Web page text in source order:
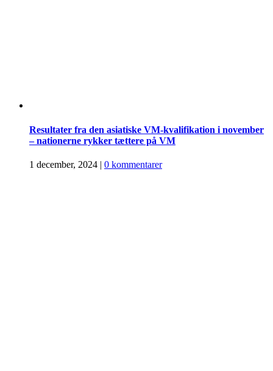
Resultater fra den asiatiske VM-kvalifikation i november
– nationerne rykker tættere på VM
1 december, 2024 | 0 kommentarer